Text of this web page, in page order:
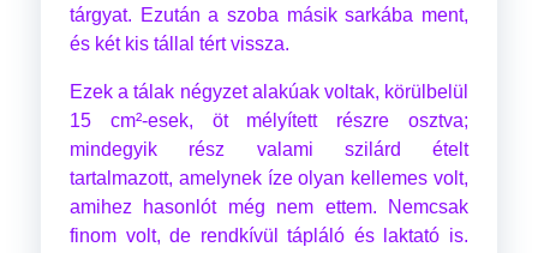
tárgyat. Ezután a szoba másik sarkába ment,
és két kis tállal tért vissza.
Ezek a tálak négyzet alakúak voltak, körülbelül
15 cm²-esek, öt mélyített részre osztva;
mindegyik rész valami szilárd ételt
tartalmazott, amelynek íze olyan kellemes volt,
amihez hasonlót még nem ettem. Nemcsak
finom volt, de rendkívül tápláló és laktató is.